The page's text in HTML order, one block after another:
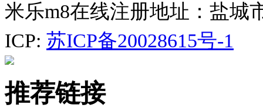
米乐m8在线注册地址：盐城
ICP: 苏ICP备20028615号-1
推荐链接